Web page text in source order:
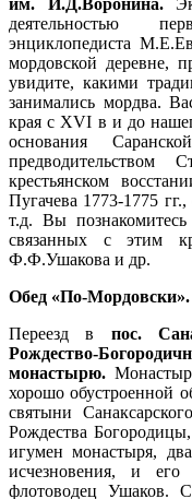
им. И.Д.Воронина.
деятельностью
энциклопедиста
мордовской деревне,
увидите, какими
занимались мордва.
края с XVI в и до
основания
крестьянском
Пугачева 1773-1775
т.д. Вы
связанных с этим
Ф.Ф.Ушакова и др.
Обед «По-Мордовски».
Переезд в пос.
Рождество-
монастырю.
хорошо обустроенной
святыни
Рождества
игумен монастыря,
исчезновения, и
флотоводец Ушаков.